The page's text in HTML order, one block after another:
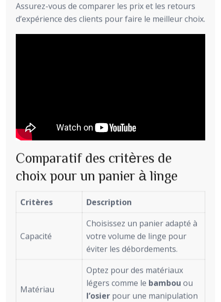
Assurez-vous de comparer les prix et les retours
d’expérience des clients pour faire le meilleur choix.
Comparatif des critères de
choix pour un panier à linge
Critères Description
Capacité
Choisissez un panier adapté à
votre volume de linge pour
éviter les débordements.
Matériau
Optez pour des matériaux
légers comme le bambou ou
l’osier pour une manipulation